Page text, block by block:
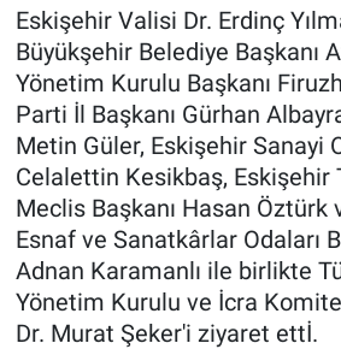
Eskişehir Valisi Dr. Erdinç
Büyükşehir Belediye Başkanı
Yönetim Kurulu Başkanı
Parti İl Başkanı Gürhan
Metin Güler, Eskişehir Sanayi
Celalettin Kesikbaş, Eskişehir
Meclis Başkanı Hasan Öztürk
Esnaf ve Sanatkârlar Odaları
Adnan Karamanlı ile birlikte
Yönetim Kurulu ve İcra
Dr. Murat Şeker'i ziyaret ettİ.
TEKNOLOJİ
EKONOMİ
SPOR
ASAYİŞ
Son Dakika Haberleri
Haber Arşivi